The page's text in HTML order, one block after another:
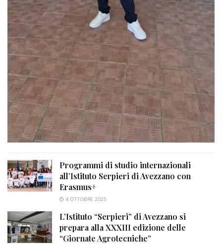
Programmi di studio internazionali
all’Istituto Serpieri di Avezzano con
Erasmus+
4 OTTOBRE 2025
L’Istituto “Serpieri” di Avezzano si
prepara alla XXXIII edizione delle
“Giornate Agrotecniche”